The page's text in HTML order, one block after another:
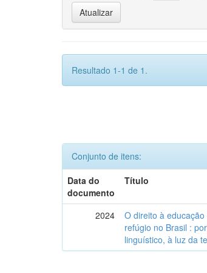
Resultado 1-1 de 1.
Conjunto de itens:
Data do
documento
Título
2024
O direito à
refúgio no Brasil :
linguístico, à luz da